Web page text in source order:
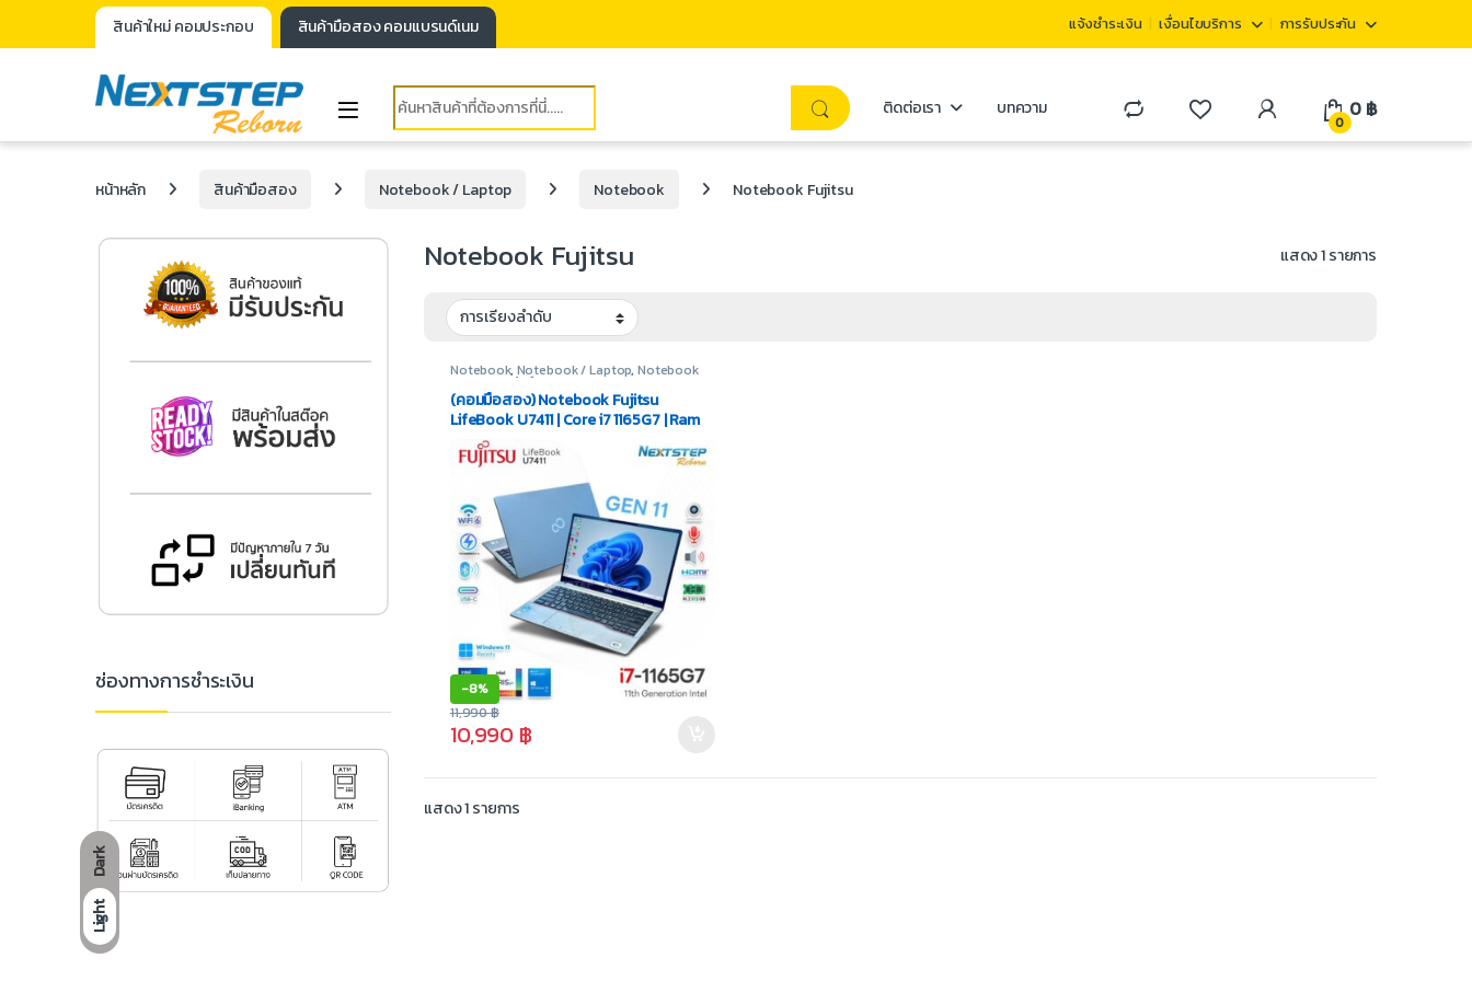
Dark
Light
สินค้าใหม่ คอมประกอบ สินค้ามือสอง คอมแบรนด์เนม แจ้งชำระเงิน เงื่อนไขบริการ การรับประกัน
ติดต่อเรา บทความ
0
0 ฿
หน้าหลัก สินค้ามือสอง Notebook / Laptop Notebook Notebook Fujitsu
Notebook Fujitsu แสดง 1 รายการ
Notebook, Notebook / Laptop, Notebook
สินค้ามือสอง
(คอมมือสอง) Notebook Fujitsu
LifeBook U7411 | Core i7 1165G7 | Ram
16GB | M.2 512GB | iRis Xe | Display 14″ |
License Windows 10 Pro OEM
-8%
10,990 ฿
11,990฿
แสดง 1 รายการ
ช่องทางการชำระเงิน